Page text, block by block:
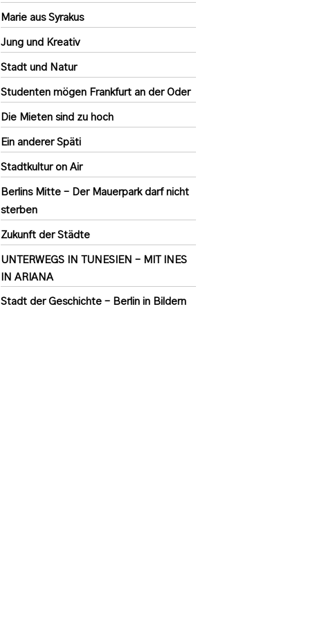
Marie aus Syrakus
Jung und Kreativ
Stadt und Natur
Studenten mögen Frankfurt an der Oder
Die Mieten sind zu hoch
Ein anderer Späti
Stadtkultur on Air
Berlins Mitte – Der Mauerpark darf nicht
sterben
Zukunft der Städte
UNTERWEGS IN TUNESIEN – MIT INES
IN ARIANA
Stadt der Geschichte – Berlin in Bildern